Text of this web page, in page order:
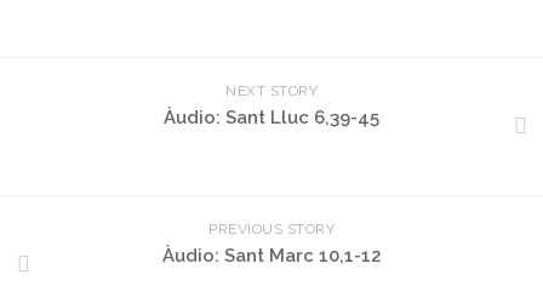
NEXT STORY
Àudio: Sant Lluc 6,39-45
PREVIOUS STORY
Àudio: Sant Marc 10,1-12